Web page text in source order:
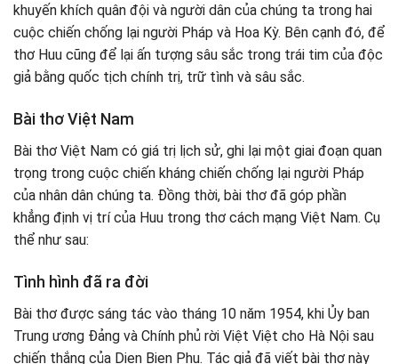
khuyến khích quân đội và người dân của chúng ta trong hai
cuộc chiến chống lại người Pháp và Hoa Kỳ. Bên cạnh đó, để
thơ Huu cũng để lại ấn tượng sâu sắc trong trái tim của độc
giả bằng quốc tịch chính trị, trữ tình và sâu sắc.
Bài thơ Việt Nam
Bài thơ Việt Nam có giá trị lịch sử, ghi lại một giai đoạn quan
trọng trong cuộc chiến kháng chiến chống lại người Pháp
của nhân dân chúng ta. Đồng thời, bài thơ đã góp phần
khẳng định vị trí của Huu trong thơ cách mạng Việt Nam. Cụ
thể như sau:
Tình hình đã ra đời
Bài thơ được sáng tác vào tháng 10 năm 1954, khi Ủy ban
Trung ương Đảng và Chính phủ rời Việt Việt cho Hà Nội sau
chiến thắng của Dien Bien Phu. Tác giả đã viết bài thơ này